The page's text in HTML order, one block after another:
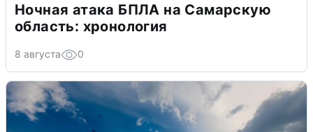
Ночная атака БПЛА на Самарскую
область: хронология
8 августа 0